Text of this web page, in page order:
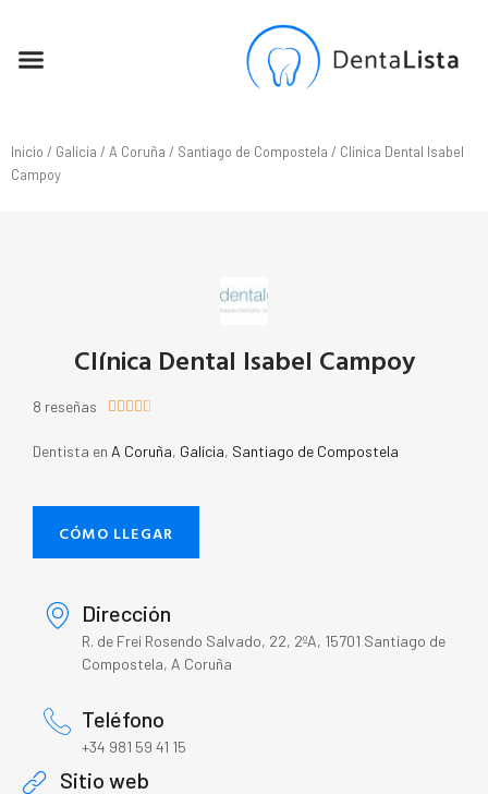
Inicio / Galícia / A Coruña / Santiago de Compostela / Clínica Dental Isabel
Campoy
Clínica Dental Isabel Campoy
8 reseñas     
Dentista en A Coruña, Galícia, Santiago de Compostela
CÓMO LLEGAR
Dirección
R. de Frei Rosendo Salvado, 22, 2ºA, 15701 Santiago de
Compostela, A Coruña
Teléfono
+34 981 59 41 15
Sitio web